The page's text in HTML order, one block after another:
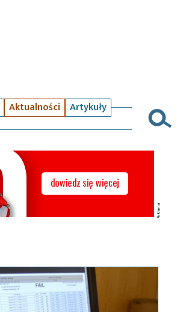
Aktualności
Artykuły